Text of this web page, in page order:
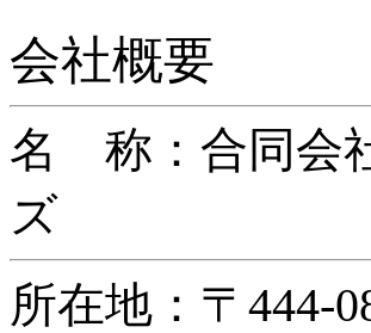
会社概要
名 称：合同会
ズ
所在地：〒444-